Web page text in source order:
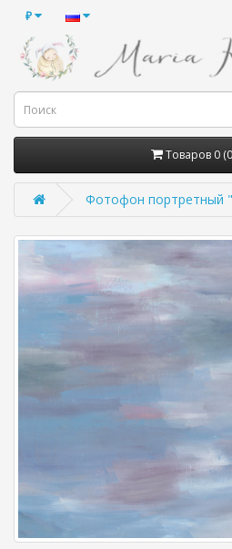
₽
Товаров 0
Фотофон портретный